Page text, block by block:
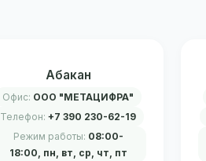
Абакан
Офис: ООО "МЕТАЦИФРА"
Телефон:+7 390 230-62-19
Режим работы: 08:00-
18:00, пн, вт, ср, чт, пт